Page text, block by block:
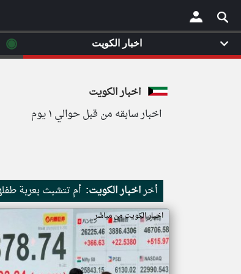
×
اخبار الكويت
اخبار سابقه من قبل حوالي ١ يوم
أخراخبار الكويت: أم تتشبث بعربة طفلها
اخبار الكويت من مباشر
اخبار الكويت ◉